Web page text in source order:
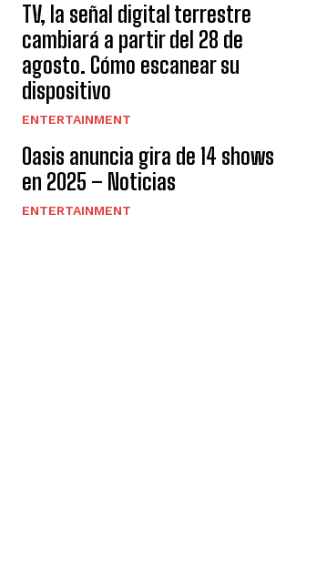
TV, la señal digital terrestre
cambiará a partir del 28 de
agosto. Cómo escanear su
dispositivo
ENTERTAINMENT
Oasis anuncia gira de 14 shows
en 2025 – Noticias
ENTERTAINMENT